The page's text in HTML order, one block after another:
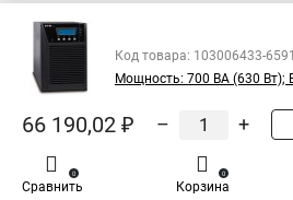
Код товара: 103006433-6591
Мощность: 700 ВА (630 Вт);
66 190,02 ₽ – +
Сравнить
0
Корзина
0